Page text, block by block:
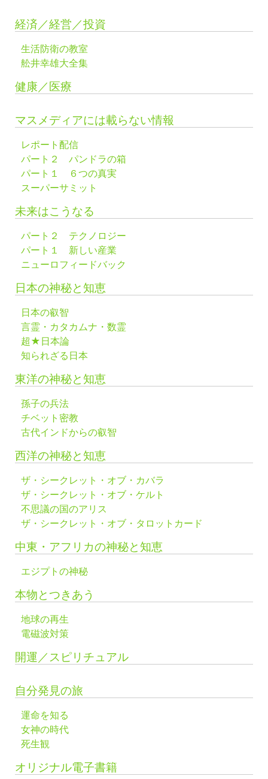
経済／経営／投資
生活防衛の教室
舩井幸雄大全集
健康／医療
マスメディアには載らない情報
レポート配信
パート２ パンドラの箱
パート１ ６つの真実
スーパーサミット
未来はこうなる
パート２ テクノロジー
パート１ 新しい産業
ニューロフィードバック
日本の神秘と知恵
日本の叡智
言霊・カタカムナ・数霊
超★日本論
知られざる日本
東洋の神秘と知恵
孫子の兵法
チベット密教
古代インドからの叡智
西洋の神秘と知恵
ザ・シークレット・オブ・カバラ
ザ・シークレット・オブ・ケルト
不思議の国のアリス
ザ・シークレット・オブ・タロットカード
中東・アフリカの神秘と知恵
エジプトの神秘
本物とつきあう
地球の再生
電磁波対策
開運／スピリチュアル
自分発見の旅
運命を知る
女神の時代
死生観
オリジナル電子書籍